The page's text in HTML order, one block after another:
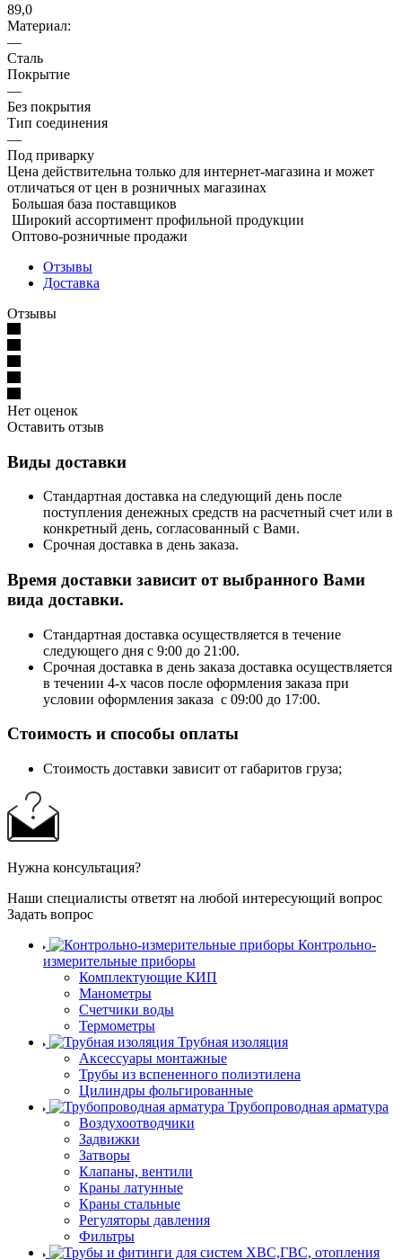
89,0
Материал:
—
Сталь
Покрытие
—
Без покрытия
Тип соединения
—
Под приварку
Цена действительна только для интернет-магазина и может
отличаться от цен в розничных магазинах
Большая база поставщиков
Широкий ассортимент профильной продукции
Оптово-розничные продажи
Отзывы
Доставка
Отзывы
Нет оценок
Оставить отзыв
Виды доставки
Стандартная доставка на следующий день после
поступления денежных средств на расчетный счет или в
конкретный день, согласованный с Вами.
Срочная доставка в день заказа.
Время доставки зависит от выбранного Вами
вида доставки.
Стандартная доставка осуществляется в течение
следующего дня с 9:00 до 21:00.
Срочная доставка в день заказа доставка осуществляется
в течении 4-х часов после оформления заказа при
условии оформления заказа с 09:00 до 17:00.
Стоимость и способы оплаты
Стоимость доставки зависит от габаритов груза;
Нужна консультация?
Наши специалисты ответят на любой интересующий вопрос
Задать вопрос
Контрольно-
измерительные приборы
Комплектующие КИП
Манометры
Счетчики воды
Термометры
Трубная изоляция
Аксессуары монтажные
Трубы из вспененного полиэтилена
Цилиндры фольгированные
Трубопроводная арматура
Воздухоотводчики
Задвижки
Затворы
Клапаны, вентили
Краны латунные
Краны стальные
Регуляторы давления
Фильтры